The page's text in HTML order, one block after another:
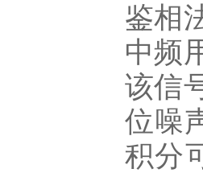
鉴相
中频
该信
位噪
积分